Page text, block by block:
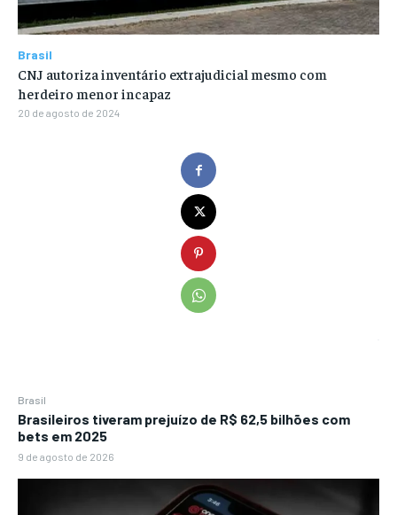
Brasil
Brasileiros tiveram prejuízo de R$ 62,5 bilhões com
bets em 2025
9 de agosto de 2026
Brasil
CNJ autoriza inventário extrajudicial mesmo com
herdeiro menor incapaz
20 de agosto de 2024